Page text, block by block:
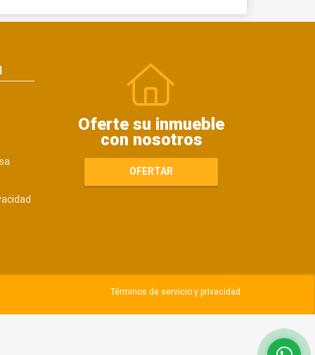
Oferte su inmueble
con nosotros
OFERTAR
Términos de servicio y privacidad